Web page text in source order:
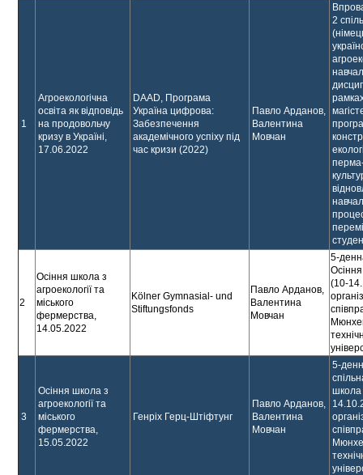
1
Агроекологічна
освіта як відповідь
на продовольчу
кризу в Україні,
17.06.2022
DAAD, Програма
Україна цифрова:
Забезпечення
академічного успіху під
час кризи (2022)
Павло Арданов,
Валентина
Мовчан
2
2
Осіння школа з
агроекології та
міського
фермерства,
14.05.2022
Kölner Gymnasial- und
Stiftungsfonds
Павло Арданов,
Валентина
Мовчан
5-
(10-
3
Осіння школа з
агроекології та
міського
фермерства,
15.05.2022
Генріх Герц-Штіфтунг
Павло Арданов,
Валентина
Мовчан
5-
школа